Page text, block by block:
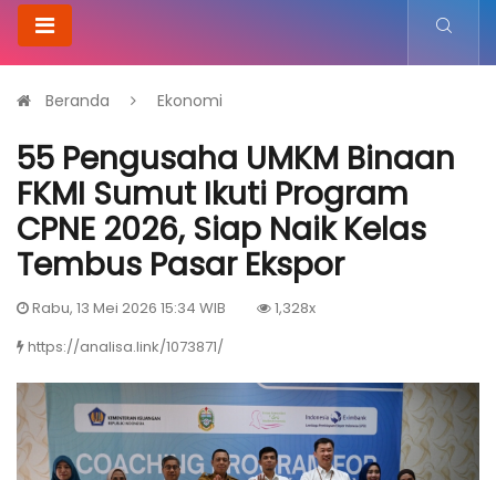
Beranda Ekonomi
55 Pengusaha UMKM Binaan
FKMI Sumut Ikuti Program
CPNE 2026, Siap Naik Kelas
Tembus Pasar Ekspor
Rabu, 13 Mei 2026 15:34 WIB
1,328x
https://analisa.link/1073871/